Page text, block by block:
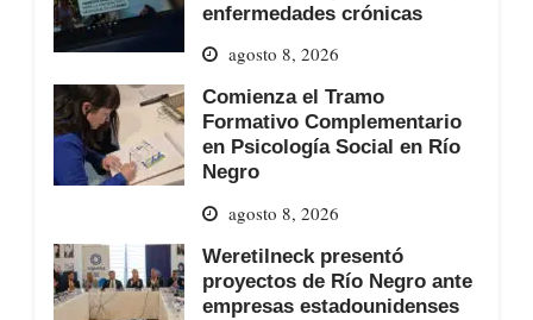
enfermedades crónicas
agosto 8, 2026
Comienza el Tramo
Formativo Complementario
en Psicología Social en Río
Negro
agosto 8, 2026
Weretilneck presentó
proyectos de Río Negro ante
empresas estadounidenses